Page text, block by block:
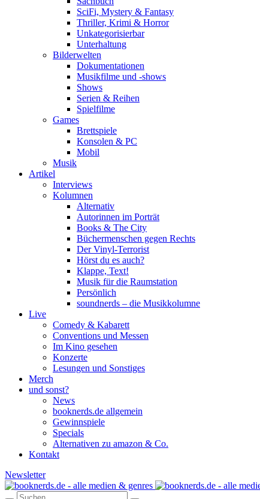
SciFi, Mystery & Fantasy
Thriller, Krimi & Horror
Unkategorisierbar
Unterhaltung
Bilderwelten
Dokumentationen
Musikfilme und -shows
Shows
Serien & Reihen
Spielfilme
Games
Brettspiele
Konsolen & PC
Mobil
Musik
Artikel
Interviews
Kolumnen
Alternativ
Autorinnen im Porträt
Books & The City
Büchermenschen gegen Rechts
Der Vinyl-Terrorist
Hörst du es auch?
Klappe, Text!
Musik für die Raumstation
Persönlich
soundnerds – die Musikkolumne
Live
Comedy & Kabarett
Conventions und Messen
Im Kino gesehen
Konzerte
Lesungen und Sonstiges
Merch
und sonst?
News
booknerds.de allgemein
Gewinnspiele
Specials
Alternativen zu amazon & Co.
Kontakt
Newsletter